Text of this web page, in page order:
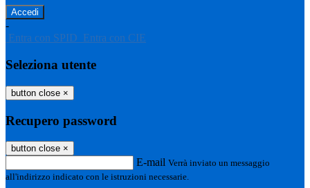
-
Entra con SPID Entra con CIE
Seleziona utente
button close ×
Recupero password
button close ×
E-mail Verrà inviato un messaggio
all'indirizzo indicato con le istruzioni necessarie.